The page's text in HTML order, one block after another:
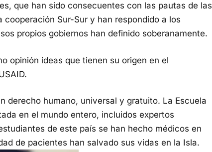
que han sido consecuentes con las pautas de las
cooperación Sur-Sur y han respondido a los
propios gobiernos han definido soberanamente.
opinión ideas que tienen su origen en el
derecho humano, universal y gratuito. La Escuela
en el mundo entero, incluidos expertos
de este país se han hecho médicos en
de pacientes han salvado sus vidas en la Isla.